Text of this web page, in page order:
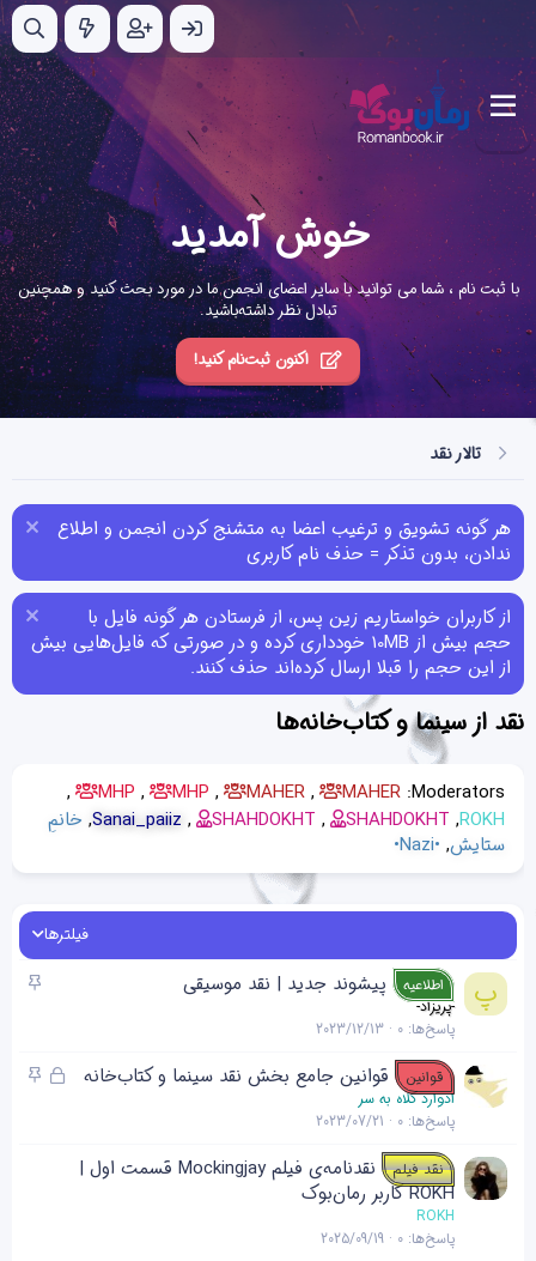
خوش آمدید
با ثبت نام ، شما می توانید با سایر اعضای انجمن ما در مورد بحث کنید و همچنین
تبادل نظر داشته‌باشید.
اکنون ثبت‌نام کنید!
تالار نقد
هر گونه تشویق و ترغیب اعضا به متشنج کردن انجمن و اطلاع
ندادن، بدون تذکر = حذف نام کاربری
از کاربران خواستاریم زین پس، از فرستادن هر گونه فایل با
حجم بیش از 10MB خودداری کرده و در صورتی که فایل‌هایی بیش
از این حجم را قبلا ارسال کرده‌اند حذف کنند.
نقد از سینما و کتاب‌خانه‌ها
Moderators:
MAHER
MAHER
MHP
MHP
ROKH
SHAHDOKHT
SHAHDOKHT
Sanai_paiiz خانمِ
ستایش •Nazi•
فیلترها
پ
چ
ن
اطلاعیه پیشوند جدید | نقد موسیقی
-پریزاد-
پاسخ‌ها 0
2023/12/13
ق
چ
قوانین قوانین جامع بخش نقد سینما و کتاب‌خانه
ادوارد کلاه به سر
پاسخ‌ها 0
2023/07/21
نقد فیلم
نقدنامه‌ی فیلم Mockingjay قسمت اول |
ROKH کاربر رمان‌بوک
ROKH
پاسخ‌ها 0
2025/09/19